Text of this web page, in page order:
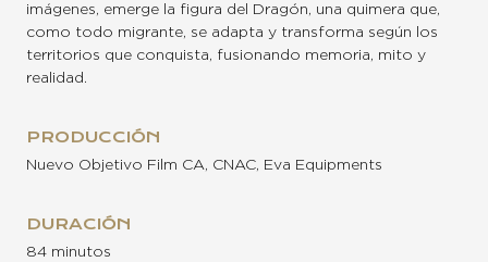
imágenes, emerge la figura del Dragón, una quimera que,
como todo migrante, se adapta y transforma según los
territorios que conquista, fusionando memoria, mito y
realidad.
PRODUCCIÓN
Nuevo Objetivo Film CA, CNAC, Eva Equipments
DURACIÓN
84 minutos